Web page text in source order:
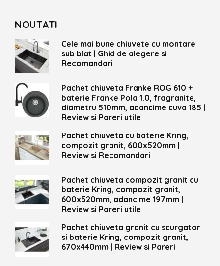
NOUTATI
Cele mai bune chiuvete cu montare
sub blat | Ghid de alegere si
Recomandari
Pachet chiuveta Franke ROG 610 +
baterie Franke Pola 1.0, fragranite,
diametru 510mm, adancime cuva 185 |
Review si Pareri utile
Pachet chiuveta cu baterie Kring,
compozit granit, 600x520mm |
Review si Recomandari
Pachet chiuveta compozit granit cu
baterie Kring, compozit granit,
600x520mm, adancime 197mm |
Review si Pareri utile
Pachet chiuveta granit cu scurgator
si baterie Kring, compozit granit,
670x440mm | Review si Pareri